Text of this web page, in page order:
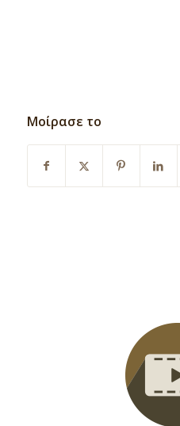
Μοίρασε το